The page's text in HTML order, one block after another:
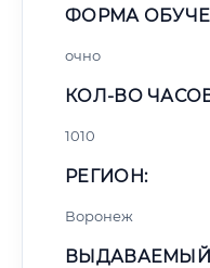
ФОРМА
очно
КОЛ-ВО
1010
РЕГИОН:
Воронеж
ВЫДАВАЕМЫЙ